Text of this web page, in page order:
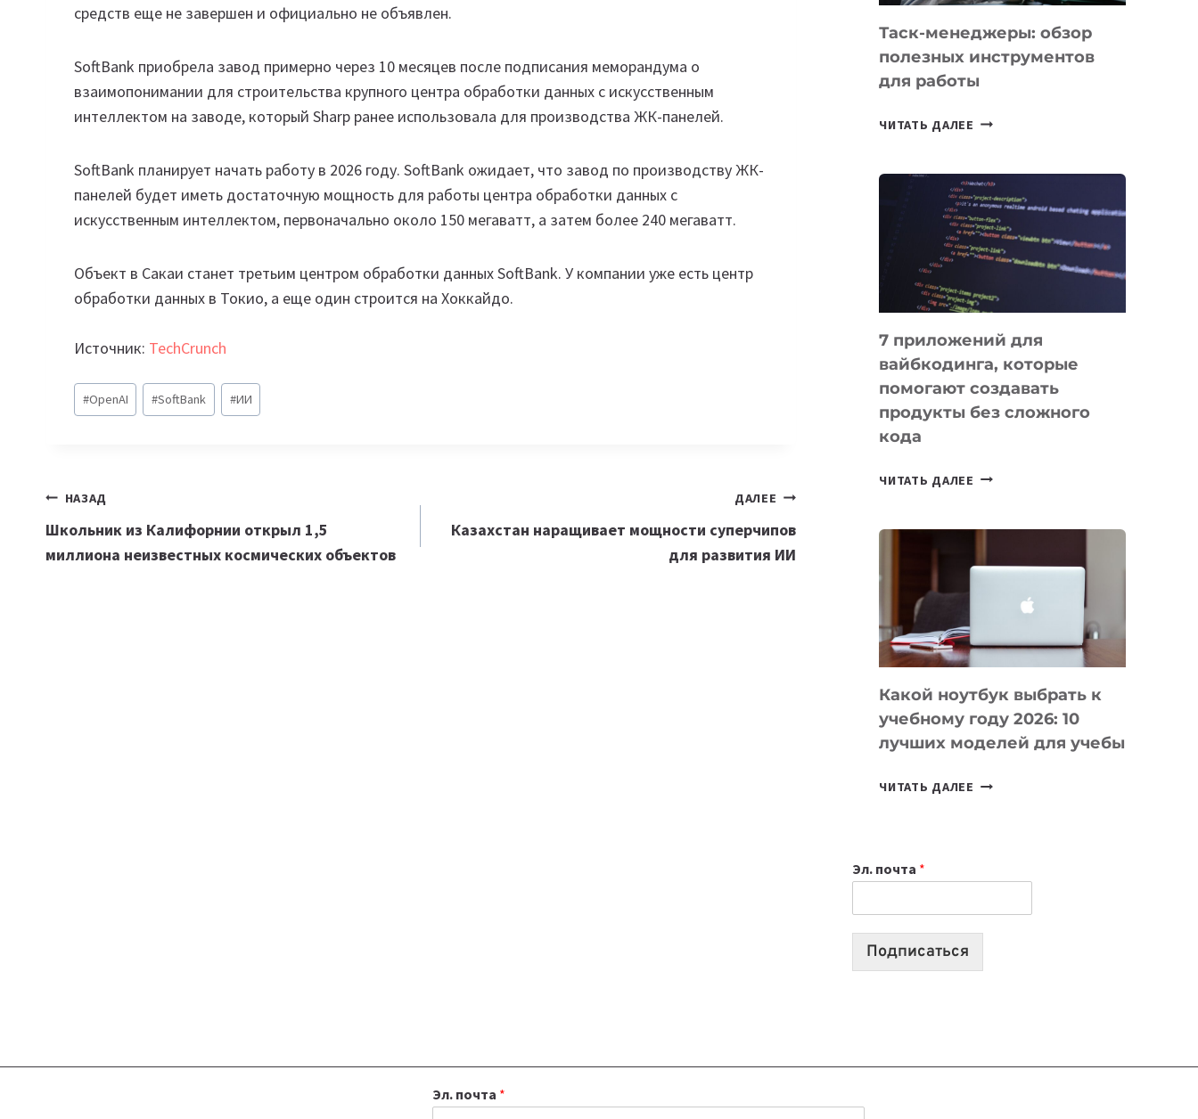
средств еще не завершен и официально не объявлен.
SoftBank приобрела завод примерно через 10 месяцев после подписания меморандума о
взаимопонимании для строительства крупного центра обработки данных с искусственным
интеллектом на заводе, который Sharp ранее использовала для производства ЖК-панелей.
SoftBank планирует начать работу в 2026 году. SoftBank ожидает, что завод по производству ЖК-
панелей будет иметь достаточную мощность для работы центра обработки данных с
искусственным интеллектом, первоначально около 150 мегаватт, а затем более 240 мегаватт.
Объект в Сакаи станет третьим центром обработки данных SoftBank. У компании уже есть центр
обработки данных в Токио, а еще один строится на Хоккайдо.
Источник: TechCrunch
Метки
записи:
#OpenAI #SoftBank #ИИ
Навигация
по
НАЗАД
Школьник из Калифорнии открыл 1,5
миллиона неизвестных космических объектов
ДАЛЕЕ
Казахстан наращивает мощности суперчипов
для развития ИИ
Таск-менеджеры: обзор
полезных инструментов
для работы
ЧИТАТЬ ДАЛЕЕ ТАСК-
ПОЛЕЗНЫХ
ИНСТРУМЕНТОВ
ДЛЯ
РАБОТЫ
7 приложений для
вайбкодинга, которые
помогают создавать
продукты без сложного
кода
ЧИТАТЬ ДАЛЕЕ
КОТОРЫЕ
СОЗДАВАТЬ
БЕЗ
КОДА
Какой ноутбук выбрать к
учебному году 2026: 10
лучших моделей для учебы
ЧИТАТЬ ДАЛЕЕ КАКОЙ
2026:
10
Эл. почта *
Подписаться
Эл. почта *